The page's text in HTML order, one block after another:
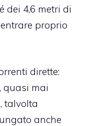
dei 4,6 metri di
proprio
dirette:
quasi mai
talvolta
anche